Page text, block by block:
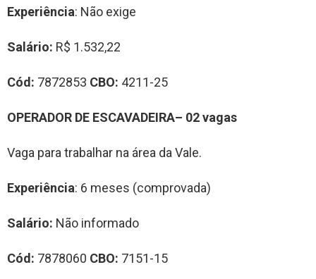
Experiência: Não exige
Salário: R$ 1.532,22
Cód: 7872853 CBO: 4211-25
OPERADOR DE ESCAVADEIRA– 02 vagas
Vaga para trabalhar na área da Vale.
Experiência: 6 meses (comprovada)
Salário: Não informado
Cód: 7878060 CBO: 7151-15